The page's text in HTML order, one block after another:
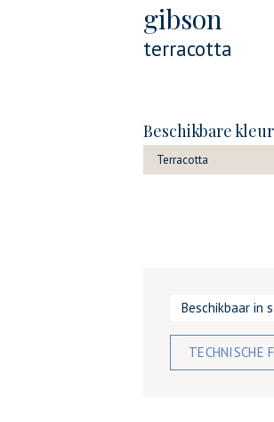
gibson
terracotta
Beschikbare
Terracotta
Beschikbaar in
TECHNISCHE